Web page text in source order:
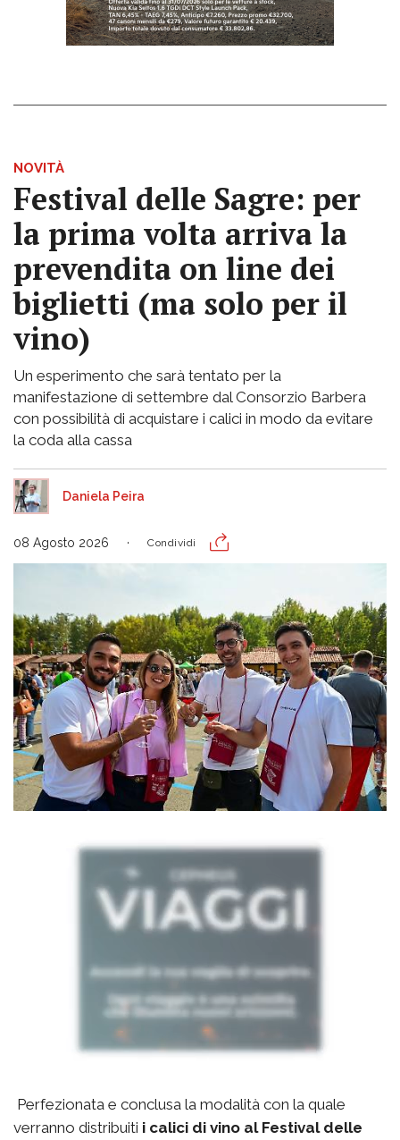
NOVITÀ
Festival delle Sagre: per
la prima volta arriva la
prevendita on line dei
biglietti (ma solo per il
vino)
Un esperimento che sarà tentato per la
manifestazione di settembre dal Consorzio Barbera
con possibilità di acquistare i calici in modo da evitare
la coda alla cassa
Daniela Peira
08 Agosto 2026 Condividi
Perfezionata e conclusa la modalità con la quale
verranno distribuiti i calici di vino al Festival delle